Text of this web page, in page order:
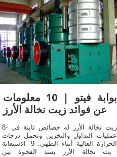
بوابة فيتو | 10 معلومات
عن فوائد زيت نخالة الأرز
8- زيت نخالة الأرز له خصائص ثابتة في
عمليات التداول والتخزين وتحمل درجات
الحرارة العالية أثناء الطهي. 9- الاستعانة
بزيت نخالة الأرز يسد الفجوة بين